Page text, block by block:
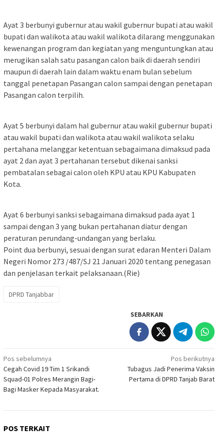
Ayat 3 berbunyi gubernur atau wakil gubernur bupati atau wakil
bupati dan walikota atau wakil walikota dilarang menggunakan
kewenangan program dan kegiatan yang menguntungkan atau
merugikan salah satu pasangan calon baik di daerah sendiri
maupun di daerah lain dalam waktu enam bulan sebelum
tanggal penetapan Pasangan calon sampai dengan penetapan
Pasangan calon terpilih.
Ayat 5 berbunyi dalam hal gubernur atau wakil gubernur bupati
atau wakil bupati dan walikota atau wakil walikota selaku
pertahana melanggar ketentuan sebagaimana dimaksud pada
ayat 2 dan ayat 3 pertahanan tersebut dikenai sanksi
pembatalan sebagai calon oleh KPU atau KPU Kabupaten
Kota.
Ayat 6 berbunyi sanksi sebagaimana dimaksud pada ayat 1
sampai dengan 3 yang bukan pertahanan diatur dengan
peraturan perundang-undangan yang berlaku.
Point dua berbunyi, sesuai dengan surat edaran Menteri Dalam
Negeri Nomor 273 /487/SJ 21 Januari 2020 tentang penegasan
dan penjelasan terkait pelaksanaan.(Rie)
DPRD Tanjabbar
SEBARKAN
Navigasi
pos
Pos sebelumnya
Cegah Covid 19 Tim 1 Srikandi
Squad-01 Polres Merangin Bagi-
Bagi Masker Kepada Masyarakat.
Pos berikutnya
Tubagus Jadi Penerima Vaksin
Pertama di DPRD Tanjab Barat
POS TERKAIT